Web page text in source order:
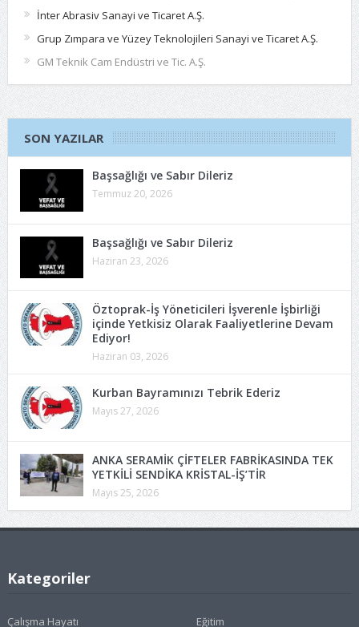
İnter Abrasiv Sanayi ve Ticaret A.Ş.
Grup Zımpara ve Yüzey Teknolojileri Sanayi ve Ticaret A.Ş.
GM Teknik Cam Endüstri ve Tic. A.Ş.
SON YAZILAR
Başsağlığı ve Sabır Dileriz
Temmuz 20, 2026
Başsağlığı ve Sabır Dileriz
Haziran 23, 2026
Öztoprak-İş Yöneticileri İşverenle İşbirliği
içinde Yetkisiz Olarak Faaliyetlerine Devam
Ediyor!
Haziran 03, 2026
Kurban Bayramınızı Tebrik Ederiz
Mayıs 27, 2026
ANKA SERAMİK ÇİFTELER FABRİKASINDA TEK
YETKİLİ SENDİKA KRİSTAL-İŞ’TİR
Mayıs 25, 2026
Kategoriler
Çalışma Hayatı Eğitim